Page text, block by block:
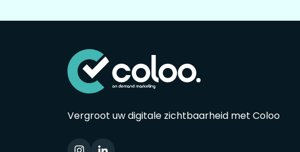
Vergroot uw digitale zichtbaarheid met Coloo